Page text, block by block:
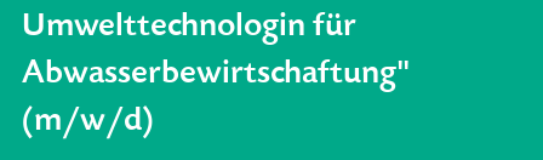
Umwelttechnologin für
Abwasserbewirtschaftung"
(m/w/d)